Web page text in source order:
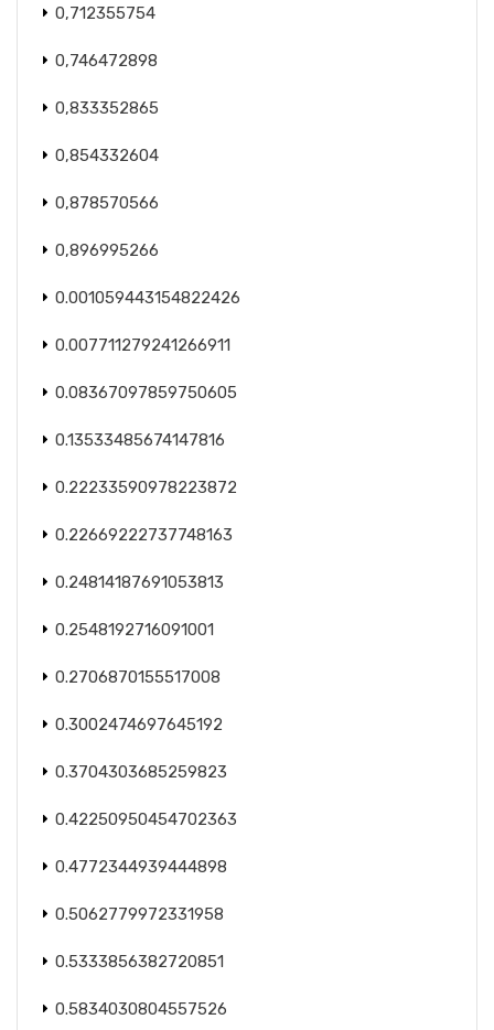
0,712355754
0,746472898
0,833352865
0,854332604
0,878570566
0,896995266
0.001059443154822426
0.007711279241266911
0.08367097859750605
0.13533485674147816
0.22233590978223872
0.22669222737748163
0.24814187691053813
0.2548192716091001
0.2706870155517008
0.3002474697645192
0.3704303685259823
0.42250950454702363
0.4772344939444898
0.5062779972331958
0.5333856382720851
0.5834030804557526